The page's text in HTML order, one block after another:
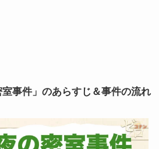
事件」のあらすじ＆事件の流れ